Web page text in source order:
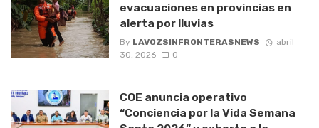
evacuaciones en provincias en
alerta por lluvias
By LAVOZSINFRONTERASNEWS
abril
30, 2026
0
COE anuncia operativo
“Conciencia por la Vida Semana